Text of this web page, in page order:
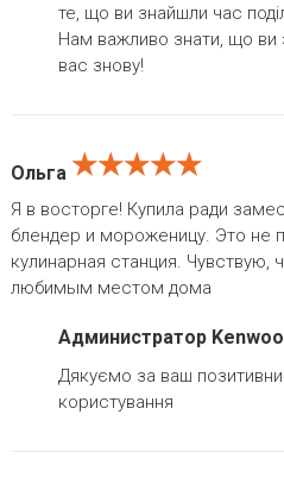
те, що ви знайшли час
Нам важливо знати, що ви
вас знову!
Ольга ★★★★★
★★★★★
★★★★★
Я в восторге! Купила ради
блендер и мороженицу. Это не
кулинарная станция. Чувствую,
любимым местом дома
Администратор
Дякуємо за ваш
користування